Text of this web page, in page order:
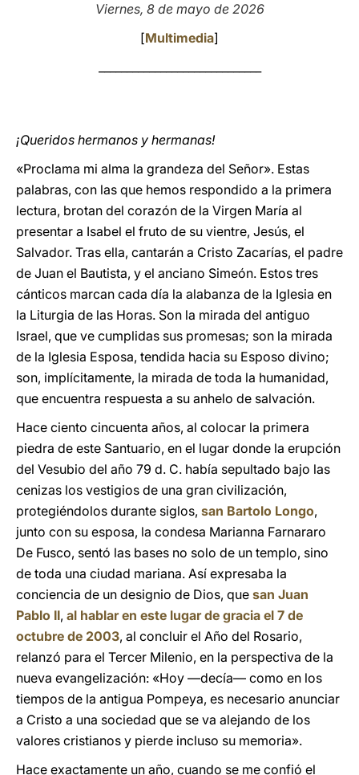
Viernes, 8 de mayo de 2026
[Multimedia]
¡Queridos hermanos y hermanas!
«Proclama mi alma la grandeza del Señor». Estas
palabras, con las que hemos respondido a la primera
lectura, brotan del corazón de la Virgen María al
presentar a Isabel el fruto de su vientre, Jesús, el
Salvador. Tras ella, cantarán a Cristo Zacarías, el padre
de Juan el Bautista, y el anciano Simeón. Estos tres
cánticos marcan cada día la alabanza de la Iglesia en
la Liturgia de las Horas. Son la mirada del antiguo
Israel, que ve cumplidas sus promesas; son la mirada
de la Iglesia Esposa, tendida hacia su Esposo divino;
son, implícitamente, la mirada de toda la humanidad,
que encuentra respuesta a su anhelo de salvación.
Hace ciento cincuenta años, al colocar la primera
piedra de este Santuario, en el lugar donde la erupción
del Vesubio del año 79 d. C. había sepultado bajo las
cenizas los vestigios de una gran civilización,
protegiéndolos durante siglos, san Bartolo Longo,
junto con su esposa, la condesa Marianna Farnararo
De Fusco, sentó las bases no solo de un templo, sino
de toda una ciudad mariana. Así expresaba la
conciencia de un designio de Dios, que san Juan
Pablo II, al hablar en este lugar de gracia el 7 de
octubre de 2003, al concluir el Año del Rosario,
relanzó para el Tercer Milenio, en la perspectiva de la
nueva evangelización: «Hoy —decía— como en los
tiempos de la antigua Pompeya, es necesario anunciar
a Cristo a una sociedad que se va alejando de los
valores cristianos y pierde incluso su memoria».
Hace exactamente un año, cuando se me confió el